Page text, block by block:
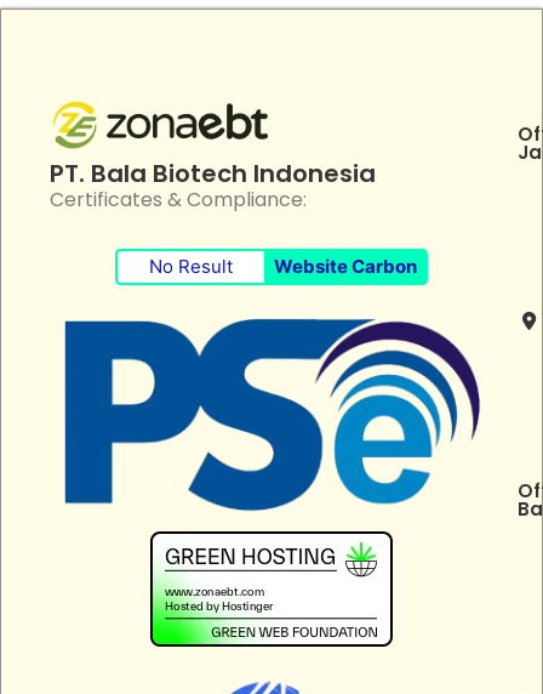
PT. Bala Biotech Indonesia
Certificates & Compliance:
No Result Website Carbon